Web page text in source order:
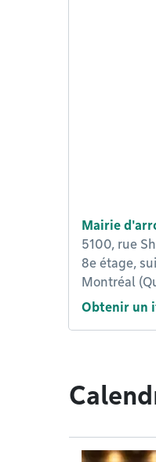
Mairie
5100, rue
8e étage,
Montréal
Obtenir un